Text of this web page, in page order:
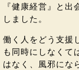
『健康経営』と
しました。
働く人をどう支援
も同時にしなくて
はなく、風邪にな